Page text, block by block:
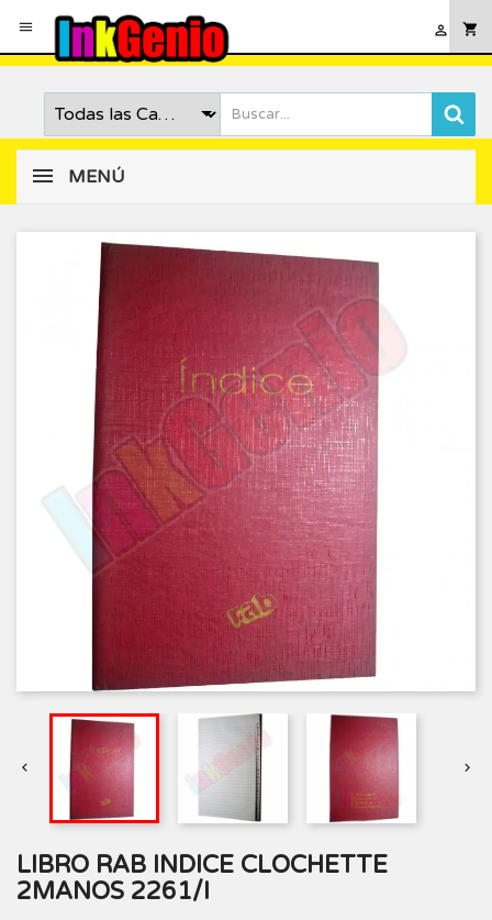
 shopping_cart

MENÚ
 
LIBRO RAB INDICE CLOCHETTE
2MANOS 2261/I